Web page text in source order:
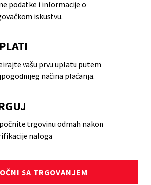
podatke i informacije o
iskustvu.
vašu prvu uplatu putem
načina plaćanja.
trgovinu odmah nakon
naloga
SA TRGOVANJEM